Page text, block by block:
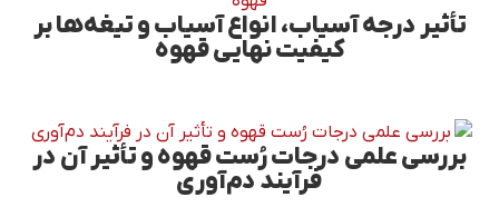
تأثیر درجه آسیاب، انواع آسیاب و تیغه‌ها بر
کیفیت نهایی قهوه
بررسی علمی درجات رُست قهوه و تأثیر آن در
فرآیند دم‌آوری